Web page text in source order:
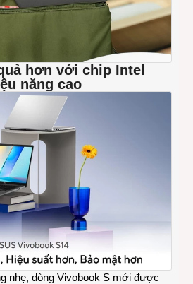
hơn với chip Intel
năng cao
nhẹ, dòng Vivobook S mới được